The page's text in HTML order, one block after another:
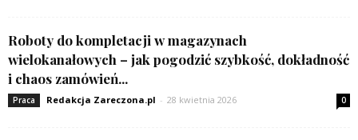
Roboty do kompletacji w magazynach
wielokanałowych – jak pogodzić szybkość, dokładność
i chaos zamówień...
Praca Redakcja Zareczona.pl - 28 kwietnia 2026 0